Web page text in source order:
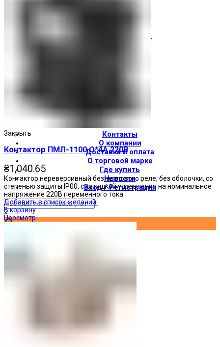
Световые индикаторы
Электрощитовое оборудование
Трансформаторы
Штампы Прес-формы
АгроДеталь
Солнечные панели
Контакты
О компании
Доставка и оплата
О торговой марке
Где купить
Новости
Вход / Регистрация
×
Закрыть
Контактор ПМЛ-1100 О*4А 220В
₴1,040.65
Контактор нереверсивный без теплового реле, без оболочки, со
степенью защиты IP00, с катушкой управления на номинальное
напряжение 220В переменного тока.
Добавить в список желаний
В корзину
Просмотр